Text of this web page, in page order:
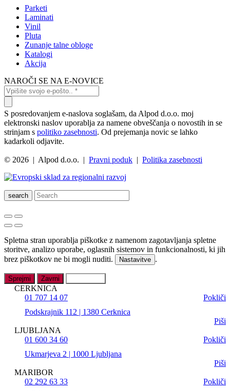
Parketi
Laminati
Vinil
Pluta
Zunanje talne obloge
Katalogi
Akcija
NAROČI SE NA E-NOVICE
S posredovanjem e-naslova soglašam, da Alpod d.o.o. moj
elektronski naslov uporablja za namene obveščanja o novostih in se
strinjam s politiko zasebnosti. Od prejemanja novic se lahko
kadarkoli odjavite.
© 2026 | Alpod d.o.o. | Pravni poduk | Politika zasebnosti
search
Spletna stran uporablja piškotke z namenom zagotavljanja spletne
storitve, analizo uporabe, oglasnih sistemov in funkcionalnosti, ki jih
brez piškotkov ne bi mogli nuditi.
Nastavitve .
Sprejmi Zavrni
CERKNICA
01 707 14 07
Pokliči
Podskrajnik 112 | 1380 Cerknica
Piši
LJUBLJANA
01 600 34 60
Pokliči
Ukmarjeva 2 | 1000 Ljubljana
Piši
MARIBOR
02 292 63 33
Pokliči